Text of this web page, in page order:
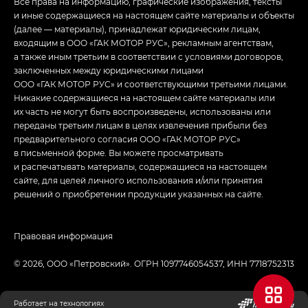
и иные содержащиеся на настоящем сайте материалы и объекты
(далее — материалы), принадлежат юридическим лицам,
входящим в ООО «ГАК МОТОР РУС», рекламным агентствам,
а также иным третьим в соответствии с условиями договоров,
заключенных между юридическими лицами
ООО «ГАК МОТОР РУС» и соответствующими третьими лицами.
Никакие содержащиеся на настоящем сайте материалы или
их часть не могут быть воспроизведены, использованы или
переданы третьим лицам в целях извлечения прибыли без
предварительного согласия ООО «ГАК МОТОР РУС»
в письменной форме. Вы можете просматривать
и распечатывать материалы, содержащиеся на настоящем
сайте, для целей личного использования и/или принятия
решений о приобретении продукции указанных на сайте.
© 2026, ООО «‎Петровский»‎. ОГРН 1097746054537, ИНН 7718752313
Правовая информация
Работает на технологиях